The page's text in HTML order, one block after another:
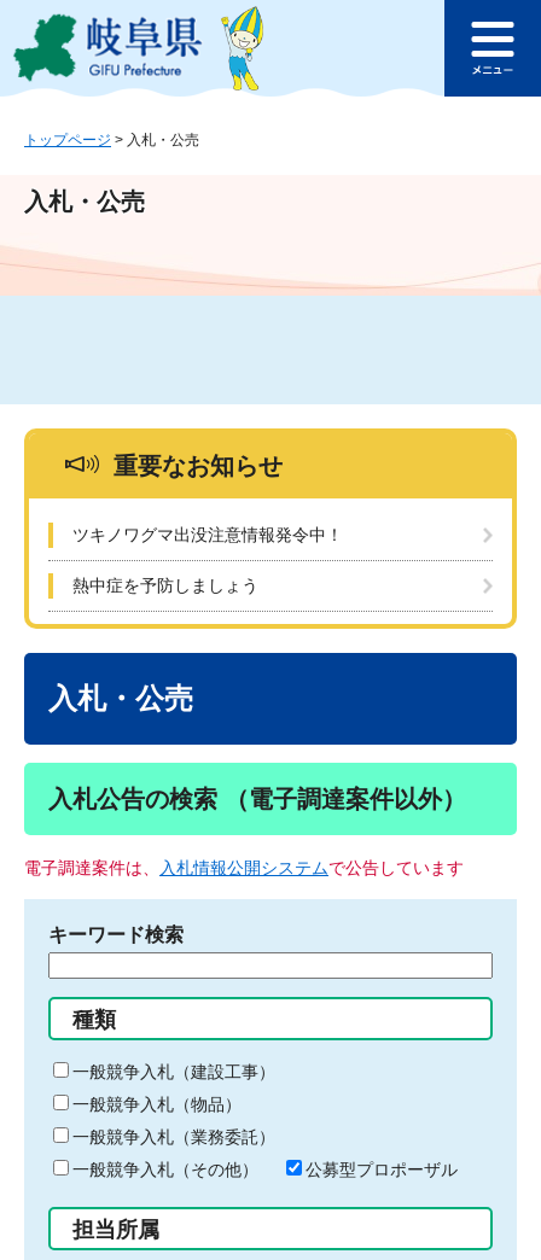
ジ
ュ
文
このページの本文へ
ュ
トップページ > 入札・公売
入札・公売
重要なお知らせ
ツキノワグマ出没注意情報発令中！
熱中症を予防しましょう
入札・公売
入札公告の検索 （電子調達案件以外）
電子調達案件は、 入札情報公開システムで公告しています
キーワード検索
る
キ
ー
ワ
ー
ド
入
力
種類
一般競争入札（建設工事）
一般競争入札（物品）
一般競争入札（業務委託）
一般競争入札（その他）
公募型プロポーザル
担当所属